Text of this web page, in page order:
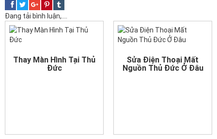
Đang tải bình luận,....
Thay Màn Hình Tại Thủ
Đức
Sửa Điện Thoại Mất
Nguồn Thủ Đức Ở Đâu